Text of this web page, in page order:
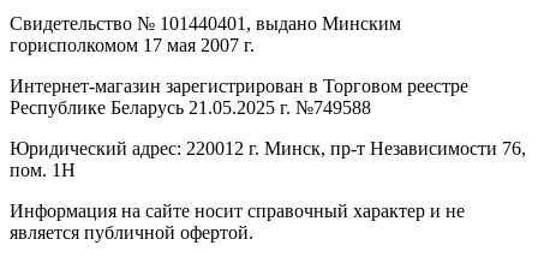
Свидетельство № 101440401, выдано Минским
горисполкомом 17 мая 2007 г.
Интернет-магазин зарегистрирован в Торговом реестре
Республике Беларусь 21.05.2025 г. №749588
Юридический адрес: 220012 г. Минск, пр-т Независимости 76,
пом. 1Н
Информация на сайте носит справочный характер и не
является публичной офертой.